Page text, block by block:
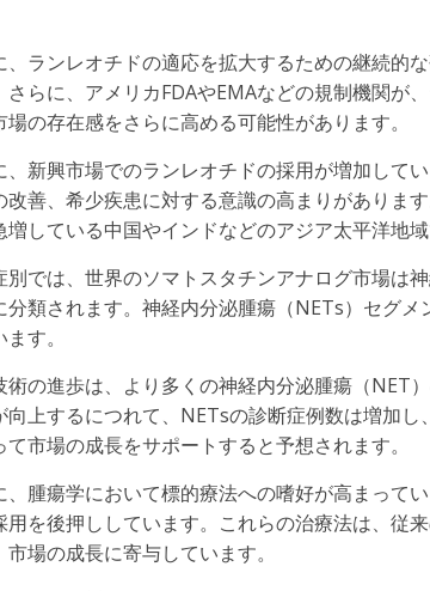
、ランレオチドの適応を拡大するための継続的
さらに、アメリカFDAやEMAなどの規制機関が
場の存在感をさらに高める可能性があります。
、新興市場でのランレオチドの採用が増加して
改善、希少疾患に対する意識の高まりがありま
増している中国やインドなどのアジア太平洋地域
別では、世界のソマトスタチンアナログ市場は
分類されます。神経内分泌腫瘍（NETs）セグ
す。
術の進歩は、より多くの神経内分泌腫瘍（NET
向上するにつれて、NETsの診断症例数は増加
て市場の成長をサポートすると予想されます。
、腫瘍学において標的療法への嗜好が高まって
用を後押ししています。これらの治療法は、従
市場の成長に寄与しています。